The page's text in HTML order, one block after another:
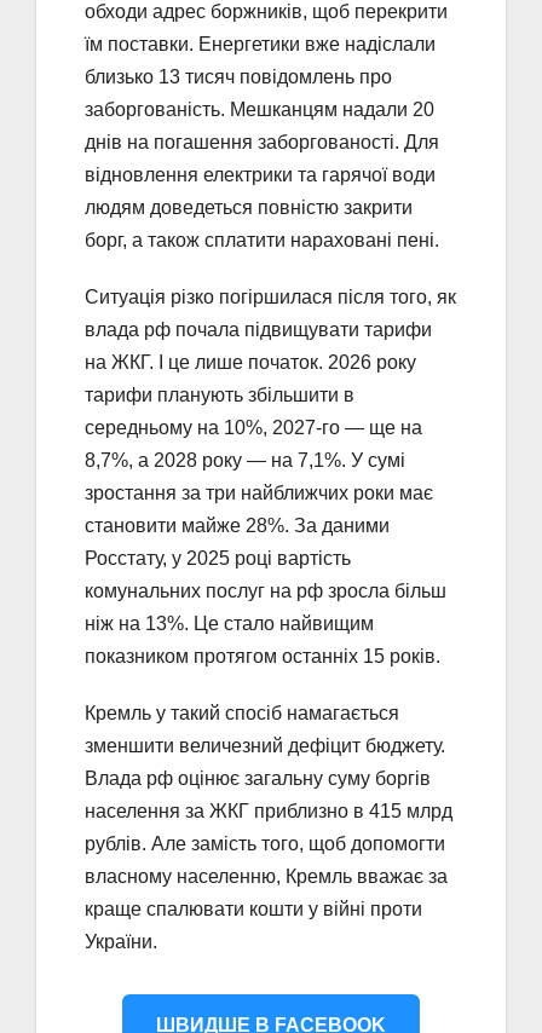
обходи адрес боржників, щоб перекрити
їм поставки. Енергетики вже надіслали
близько 13 тисяч повідомлень про
заборгованість. Мешканцям надали 20
днів на погашення заборгованості. Для
відновлення електрики та гарячої води
людям доведеться повністю закрити
борг, а також сплатити нараховані пені.
Ситуація різко погіршилася після того, як
влада рф почала підвищувати тарифи
на ЖКГ. І це лише початок. 2026 року
тарифи планують збільшити в
середньому на 10%, 2027-го — ще на
8,7%, а 2028 року — на 7,1%. У сумі
зростання за три найближчих роки має
становити майже 28%. За даними
Росстату, у 2025 році вартість
комунальних послуг на рф зросла більш
ніж на 13%. Це стало найвищим
показником протягом останніх 15 років.
Кремль у такий спосіб намагається
зменшити величезний дефіцит бюджету.
Влада рф оцінює загальну суму боргів
населення за ЖКГ приблизно в 415 млрд
рублів. Але замість того, щоб допомогти
власному населенню, Кремль вважає за
краще спалювати кошти у війні проти
України.
ШВИДШЕ В FACEBOOK